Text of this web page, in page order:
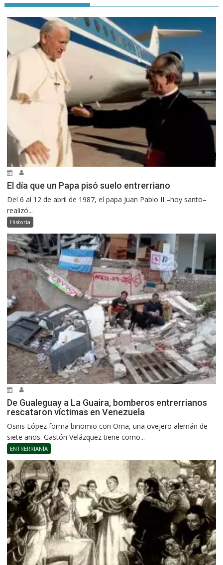
El día que un Papa pisó suelo entrerriano
Del 6 al 12 de abril de 1987, el papa Juan Pablo II –hoy santo–
realizó...
Historia
De Gualeguay a La Guaira, bomberos entrerrianos
rescataron víctimas en Venezuela
Osiris López forma binomio con Oma, una ovejero alemán de
siete años. Gastón Velázquez tiene como...
ENTRERRIANÍA